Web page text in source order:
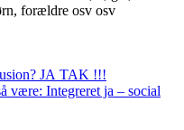
forældre osv osv
JA TAK !!!
være: Integreret ja – social